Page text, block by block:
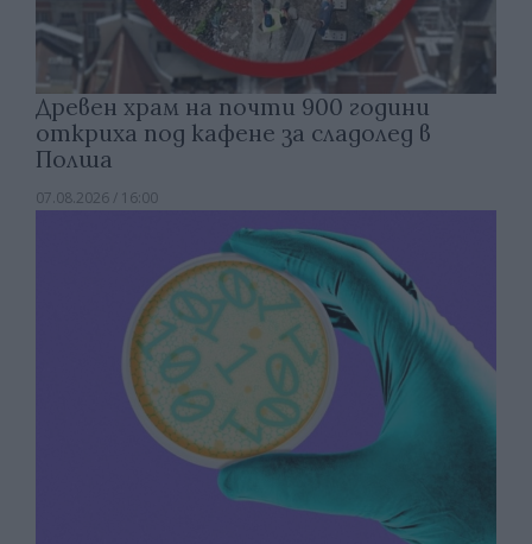
Древен храм на почти 900 години
откриха под кафене за сладолед в
Полша
07.08.2026 / 16:00